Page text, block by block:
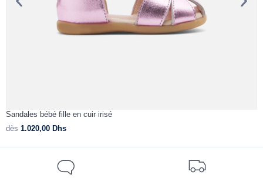
Sandales bébé fille en cuir irisé
dès 1.020,00 Dhs